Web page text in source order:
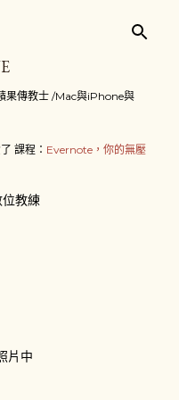
果傳教士 /Mac與iPhone與
課程： Evernote，你的無壓
教練
片中